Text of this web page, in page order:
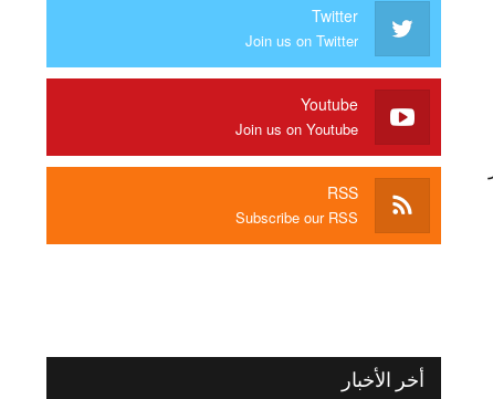
Twitter
Join us on Twitter
Youtube
Join us on Youtube
RSS
Subscribe our RSS
أخر الأخبار